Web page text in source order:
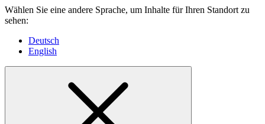
Wählen Sie eine andere Sprache, um Inhalte für Ihren Standort zu
sehen:
Deutsch
English